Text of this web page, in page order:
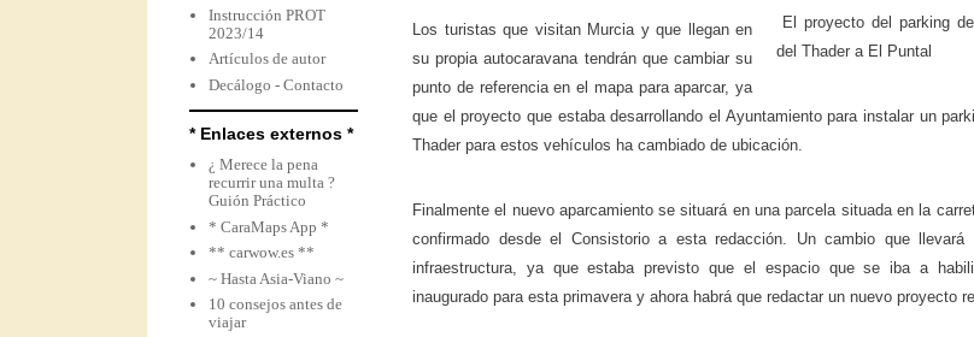
El proyecto del parking
del Thader a El Puntal
Los turistas que visitan Murcia y que llegan en
su propia autocaravana tendrán que cambiar su
punto de referencia en el mapa para aparcar, ya
que el proyecto que estaba desarrollando el Ayuntamiento para instalar un
Thader para estos vehículos ha cambiado de ubicación.
Finalmente el nuevo aparcamiento se situará en una parcela situada en la
confirmado desde el Consistorio a esta redacción. Un cambio que
infraestructura, ya que estaba previsto que el espacio que se iba a
inaugurado para esta primavera y ahora habrá que redactar un nuevo proyecto
Instrucción PROT
2023/14
Artículos de autor
Decálogo - Contacto
* Enlaces externos *
¿ Merece la pena
recurrir una multa ?
Guión Práctico
* CaraMaps App *
** carwow.es **
~ Hasta Asia-Viano ~
10 consejos antes de
viajar